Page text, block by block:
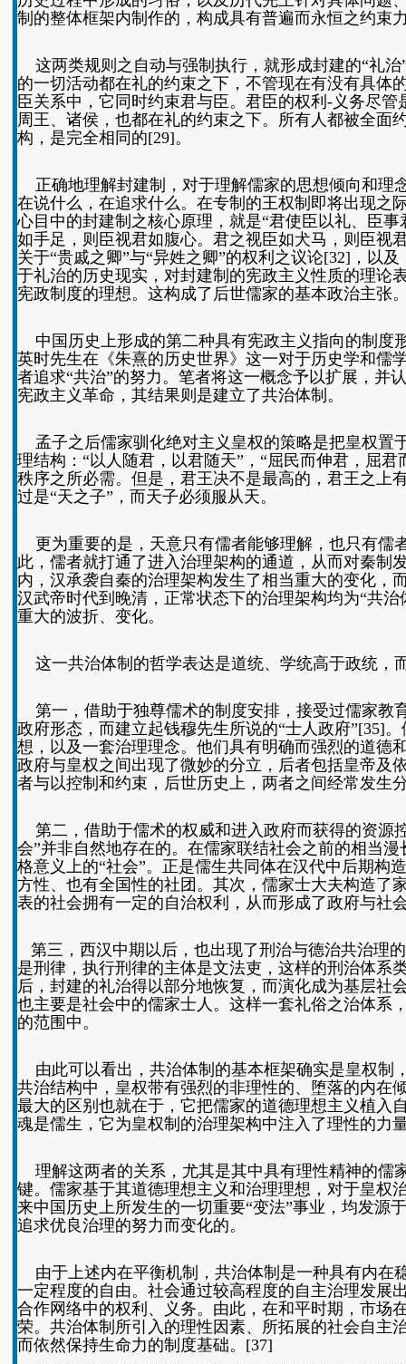
制的整体框架内制作的，构成具有普遍而永恒之约束
这两类规则之自动与强制执行，就形成封建的“礼
的一切活动都在礼的约束之下，不管现在有没有具体
臣关系中，它同时约束君与臣。君臣的权利-义务尽
周王、诸侯，也都在礼的约束之下。所有人都被全面
构，是完全相同的[29]。
正确地理解封建制，对于理解儒家的思想倾向和理
在说什么，在追求什么。在专制的王权制即将出现之
心目中的封建制之核心原理，就是“君使臣以礼、臣
如手足，则臣视君如腹心。君之视臣如犬马，则臣视
关于“贵戚之卿”与“异姓之卿”的权利之议论[32]，以
于礼治的历史现实，对封建制的宪政主义性质的理
宪政制度的理想。这构成了后世儒家的基本政治主张
中国历史上形成的第二种具有宪政主义指向的制度
英时先生在《朱熹的历史世界》这一对于历史学和儒
者追求“共治”的努力。笔者将这一概念予以扩展，并
宪政主义革命，其结果则是建立了共治体制。
孟子之后儒家驯化绝对主义皇权的策略是把皇权置
理结构：“以人随君，以君随天”，“屈民而伸君，屈
秩序之所必需。但是，君王决不是最高的，君王之上
过是“天之子”，而天子必须服从天。
更为重要的是，天意只有儒者能够理解，也只有儒
此，儒者就打通了进入治理架构的通道，从而对秦制
内，汉承袭自秦的治理架构发生了相当重大的变化，
汉武帝时代到晚清，正常状态下的治理架构均为“共
重大的波折、变化。
这一共治体制的哲学表达是道统、学统高于政统，
第一，借助于独尊儒术的制度安排，接受过儒家教
政府形态，而建立起钱穆先生所说的“士人政府”[35]
想，以及一套治理理念。他们具有明确而强烈的道德
政府与皇权之间出现了微妙的分立，后者包括皇帝及
者与以控制和约束，后世历史上，两者之间经常发生
第二，借助于儒术的权威和进入政府而获得的资源
会”并非自然地存在的。在儒家联结社会之前的相当
格意义上的“社会”。正是儒生共同体在汉代中后期构
方性、也有全国性的社团。其次，儒家士大夫构造了
表的社会拥有一定的自治权利，从而形成了政府与社
第三，西汉中期以后，也出现了刑治与德治共治理
是刑律，执行刑律的主体是文法吏，这样的刑治体系
后，封建的礼治得以部分地恢复，而演化成为基层社
也主要是社会中的儒家士人。这样一套礼俗之治体系
的范围中。
由此可以看出，共治体制的基本框架确实是皇权制
共治结构中，皇权带有强烈的非理性的、堕落的内在
最大的区别也就在于，它把儒家的道德理想主义植入
魂是儒生，它为皇权制的治理架构中注入了理性的力
理解这两者的关系，尤其是其中具有理性精神的儒
键。儒家基于其道德理想主义和治理理想，对于皇权
来中国历史上所发生的一切重要“变法”事业，均发源
追求优良治理的努力而变化的。
由于上述内在平衡机制，共治体制是一种具有内在
一定程度的自由。社会通过较高程度的自主治理发展
合作网络中的权利、义务。由此，在和平时期，市场
荣。共治体制所引入的理性因素、所拓展的社会自主
而依然保持生命力的制度基础。[37]